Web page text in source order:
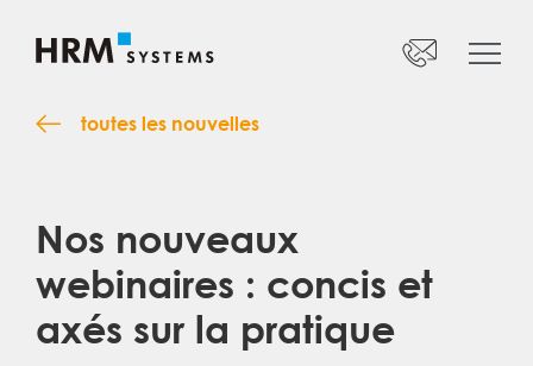
Startseite
Offre
Jobs
FR
toutes les nouvelles
Nos nouveaux
webinaires : concis et
axés sur la pratique
Téléphone:+41 52 269 17 47